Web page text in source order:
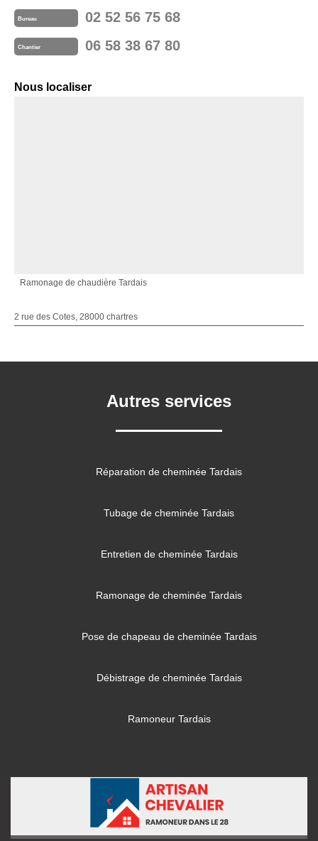
Bureau 02 52 56 75 68
Chantier 06 58 38 67 80
Nous localiser
Ramonage de chaudière Tardais
2 rue des Cotes, 28000 chartres
Autres services
Réparation de cheminée Tardais
Tubage de cheminée Tardais
Entretien de cheminée Tardais
Ramonage de cheminée Tardais
Pose de chapeau de cheminée Tardais
Débistrage de cheminée Tardais
Ramoneur Tardais